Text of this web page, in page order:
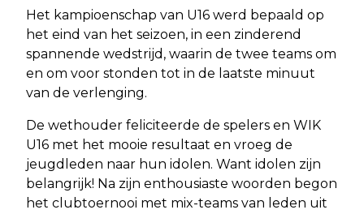
Het kampioenschap van U16 werd bepaald op
het eind van het seizoen, in een zinderend
spannende wedstrijd, waarin de twee teams om
en om voor stonden tot in de laatste minuut
van de verlenging.
De wethouder feliciteerde de spelers en WIK
U16 met het mooie resultaat en vroeg de
jeugdleden naar hun idolen. Want idolen zijn
belangrijk! Na zijn enthousiaste woorden begon
het clubtoernooi met mix-teams van leden uit